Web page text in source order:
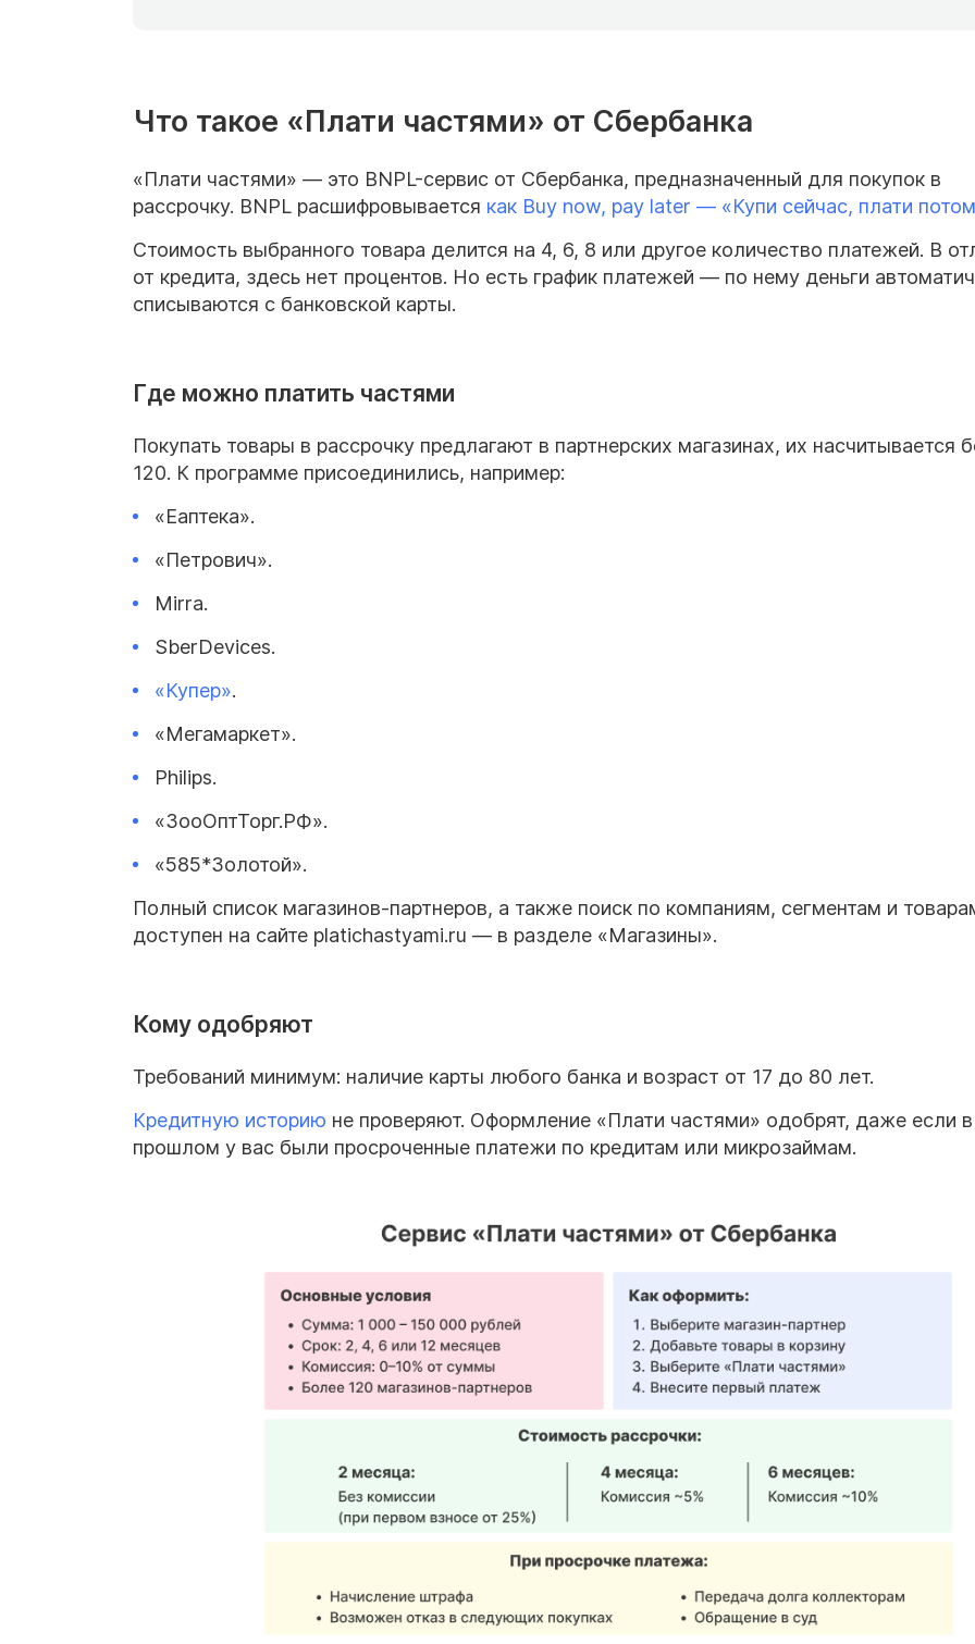
Что такое «Плати частями» от Сбербанка
«Плати частями» — это BNPL-сервис от Сбербанка, предназначенный для покупок в
рассрочку. BNPL расшифровывается как Buy now, pay later — «Купи сейчас, плати
Стоимость выбранного товара делится на 4, 6, 8 или другое количество платежей. В
от кредита, здесь нет процентов. Но есть график платежей — по нему деньги
списываются с банковской карты.
Где можно платить частями
Покупать товары в рассрочку предлагают в партнерских магазинах, их насчитывается
120. К программе присоединились, например:
«Еаптека».
«Петрович».
Mirra.
SberDevices.
«Купер».
«Мегамаркет».
Philips.
«ЗооОптТорг.РФ».
«585*Золотой».
Полный список магазинов-партнеров, а также поиск по компаниям, сегментам и
доступен на сайте platichastyami.ru — в разделе «Магазины».
Кому одобряют
Требований минимум: наличие карты любого банка и возраст от 17 до 80 лет.
Кредитную историю не проверяют. Оформление «Плати частями» одобрят, даже если в
прошлом у вас были просроченные платежи по кредитам или микрозаймам.